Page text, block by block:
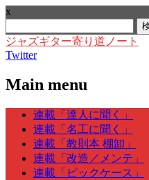
x
索:
ジャズギター寄り道ノート
Twitter
Main menu
Skip
content
連載「達人に聞く」
連載「名工に聞く」
連載「教則本 棚卸」
連載「改造／メンテ」
連載「ピックケース」